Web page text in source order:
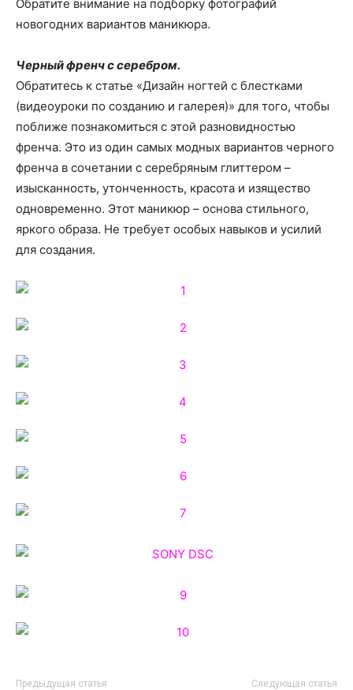
Обратите внимание на подборку фотографий
новогодних вариантов маникюра.
Черный френч с серебром.
Обратитесь к статье «Дизайн ногтей с блестками
(видеоуроки по созданию и галерея)» для того, чтобы
поближе познакомиться с этой разновидностью
френча. Это из один самых модных вариантов черного
френча в сочетании с серебряным глиттером –
изысканность, утонченность, красота и изящество
одновременно. Этот маникюр – основа стильного,
яркого образа. Не требует особых навыков и усилий
для создания.
Предыдущая статья Следующая статья